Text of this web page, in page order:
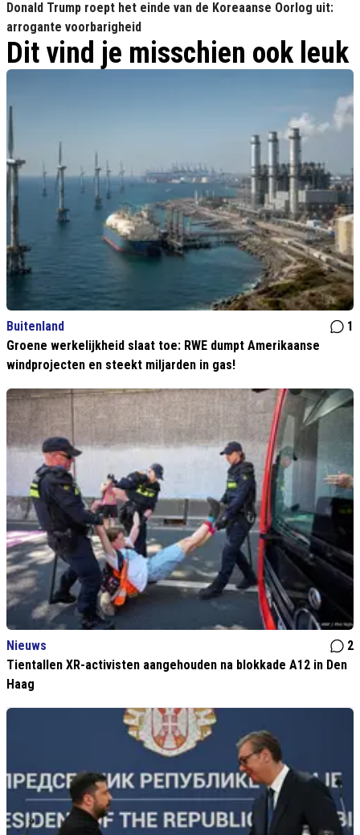
Donald Trump roept het einde van de Koreaanse Oorlog uit:
arrogante voorbarigheid
Dit vind je misschien ook leuk
Buitenland
1
Groene werkelijkheid slaat toe: RWE dumpt Amerikaanse
windprojecten en steekt miljarden in gas!
Nieuws
2
Tientallen XR-activisten aangehouden na blokkade A12 in Den
Haag